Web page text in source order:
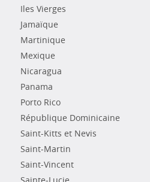
Iles Vierges
Jamaïque
Martinique
Mexique
Nicaragua
Panama
Porto Rico
République Dominicaine
Saint-Kitts et Nevis
Saint-Martin
Saint-Vincent